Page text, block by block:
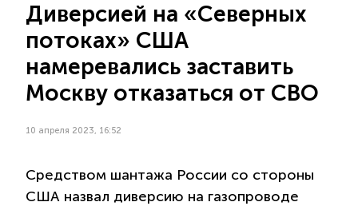
Диверсией на «Северных
потоках» США
намеревались заставить
Москву отказаться от СВО
10 апреля 2023, 16:52
Средством шантажа России со стороны
США назвал диверсию на газопроводе